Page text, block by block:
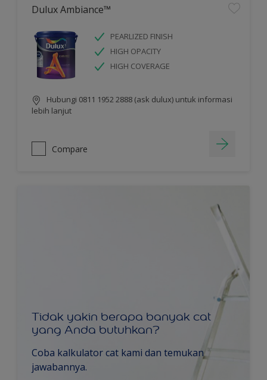
Dulux Ambiance™
PEARLIZED FINISH
HIGH OPACITY
HIGH COVERAGE
Hubungi 0811 1952 2888 (ask dulux) untuk informasi
lebih lanjut
Compare
Tidak yakin berapa banyak cat
yang Anda butuhkan?
Coba kalkulator cat kami dan temukan
jawabannya.